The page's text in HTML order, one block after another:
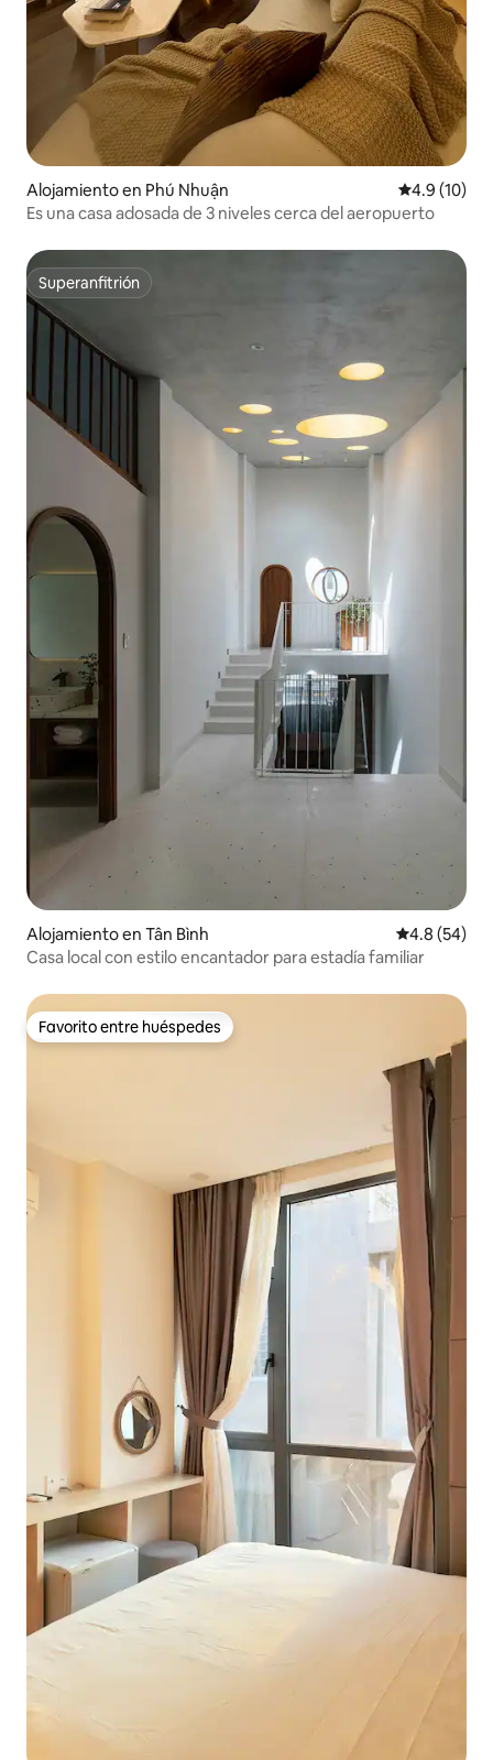
Alojamiento en Phú Nhuận Calificación
4.9 (10)
Es una casa adosada de 3 niveles cerca del aeropuerto
Superanfitrión
Superanfitrión
Alojamiento en Tân Bình Calificación
4.8 (54)
Casa local con estilo encantador para estadía familiar
Favorito entre huéspedes
Favorito entre huéspedes